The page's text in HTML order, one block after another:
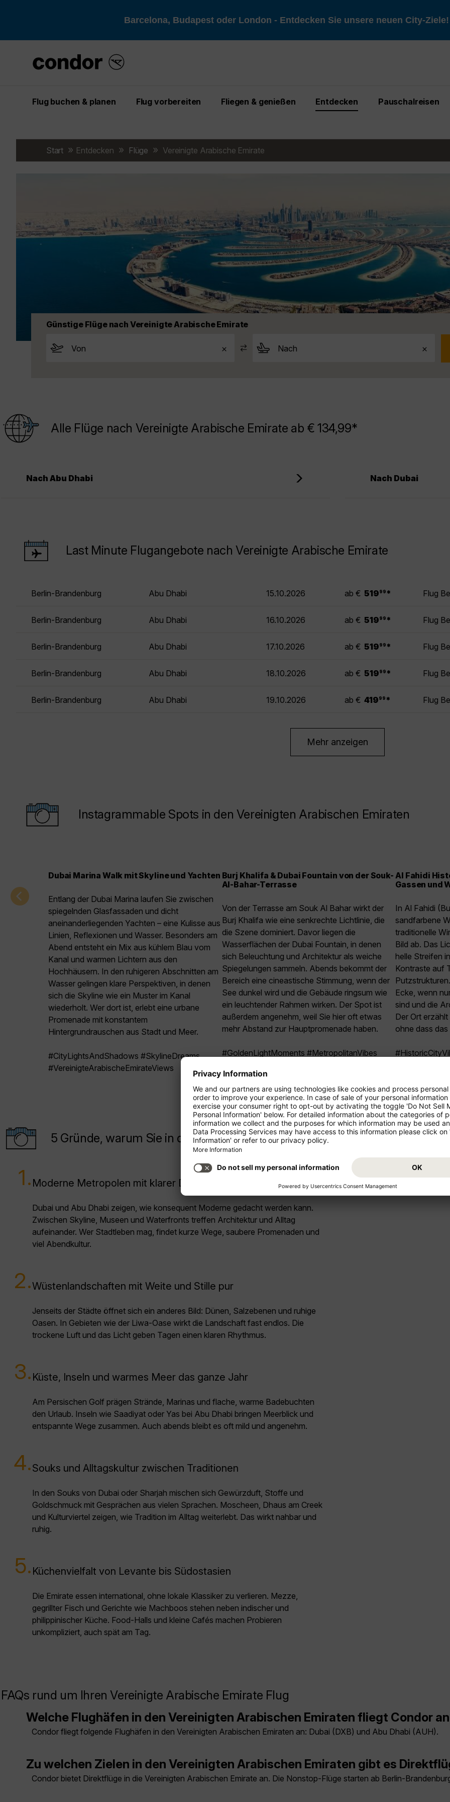
Barcelona, Budapest oder London - Entdecken Sie unsere neuen City-Ziele!
Flug buchen & planen Flug vorbereiten Fliegen & genießen Entdecken Pauschalreisen
Start Entdecken Flüge Vereinigte Arabische Emirate
Günstige Flüge nach Vereinigte Arabische Emirate
Alle Flüge nach Vereinigte Arabische Emirate ab € 134,99*
Nach Abu Dhabi Nach Dubai
Last Minute Flugangebote nach Vereinigte Arabische Emirate
Berlin-Brandenburg Abu Dhabi 15.10.2026 ab € 519 99 * Flug
Berlin-Brandenburg Abu Dhabi 16.10.2026 ab € 519 99 * Flug
Berlin-Brandenburg Abu Dhabi 17.10.2026 ab € 519 99 * Flug
Berlin-Brandenburg Abu Dhabi 18.10.2026 ab € 519 99 * Flug
Berlin-Brandenburg Abu Dhabi 19.10.2026 ab € 419 99 * Flug
Mehr anzeigen
Instagrammable Spots in den Vereinigten Arabischen Emiraten
Dubai Marina Walk mit Skyline und Yachten
Entlang der Dubai Marina laufen Sie zwischen
spiegelnden Glasfassaden und dicht
aneinanderliegenden Yachten – eine Kulisse aus
Linien, Reflexionen und Wasser. Besonders am
Abend entsteht ein Mix aus kühlem Blau vom
Kanal und warmen Lichtern aus den
Hochhäusern. In den ruhigeren Abschnitten am
Wasser gelingen klare Perspektiven, in denen
sich die Skyline wie ein Muster im Kanal
wiederholt. Wer dort ist, erlebt eine urbane
Promenade mit konstantem
Hintergrundrauschen aus Stadt und Meer.
#CityLightsAndShadows #SkylineDreams
#VereinigteArabischeEmirateViews
Burj Khalifa & Dubai Fountain von der Souk-
Al-Bahar-Terrasse
Von der Terrasse am Souk Al Bahar wirkt der
Burj Khalifa wie eine senkrechte Lichtlinie, die
die Szene dominiert. Davor liegen die
Wasserflächen der Dubai Fountain, in denen
sich Beleuchtung und Architektur als weiche
Spiegelungen sammeln. Abends bekommt der
Bereich eine cineastische Stimmung, wenn der
See dunkel wird und die Gebäude ringsum wie
ein leuchtender Rahmen wirken. Der Spot ist
außerdem angenehm, weil Sie hier oft etwas
mehr Abstand zur Hauptpromenade haben.
#GoldenLightMoments #MetropolitanVibes
Al Fahidi
Gassen und
In Al Fahidi
sandfarbene
traditionelle
Bild ab. Das
helle Streifen
Kontraste auf
Ecke, wenn
sind und die
Der Ort
ohne dass
5 Gründe, warum Sie in die Vereinigten Arabischen Emirate reisen sollten
1. Moderne Metropolen mit klarer Designsprache
Dubai und Abu Dhabi zeigen, wie konsequent Moderne gedacht werden kann.
Zwischen Skyline, Museen und Waterfronts treffen Architektur und Alltag
aufeinander. Wer Stadtleben mag, findet kurze Wege, saubere Promenaden und
viel Abendkultur.
2.Wüstenlandschaften mit Weite und Stille pur
Jenseits der Städte öffnet sich ein anderes Bild: Dünen, Salzebenen und ruhige
Oasen. In Gebieten wie der Liwa-Oase wirkt die Landschaft fast endlos. Die
trockene Luft und das Licht geben Tagen einen klaren Rhythmus.
3. Küste, Inseln und warmes Meer das ganze Jahr
Am Persischen Golf prägen Strände, Marinas und flache, warme Badebuchten
den Urlaub. Inseln wie Saadiyat oder Yas bei Abu Dhabi bringen Meerblick und
entspannte Wege zusammen. Auch abends bleibt es oft mild und angenehm.
4.Souks und Alltagskultur zwischen Traditionen
In den Souks von Dubai oder Sharjah mischen sich Gewürzduft, Stoffe und
Goldschmuck mit Gesprächen aus vielen Sprachen. Moscheen, Dhaus am Creek
und Kulturviertel zeigen, wie Tradition im Alltag weiterlebt. Das wirkt nahbar und
ruhig.
5. Küchenvielfalt von Levante bis Südostasien
Die Emirate essen international, ohne lokale Klassiker zu verlieren. Mezze,
gegrillter Fisch und Gerichte wie Machboos stehen neben indischer und
philippinischer Küche. Food-Halls und kleine Cafés machen Probieren
unkompliziert, auch spät am Tag.
FAQs rund um Ihren Vereinigte Arabische Emirate Flug
Welche Flughäfen in den Vereinigten Arabischen Emiraten fliegt Condor
Condor fliegt folgende Flughäfen in den Vereinigten Arabischen Emiraten an: Dubai (DXB) und Abu Dhabi (AUH).
Zu welchen Zielen in den Vereinigten Arabischen Emiraten gibt es
Condor bietet Direktflüge in die Vereinigten Arabischen Emirate an. Die Nonstop-Flüge starten ab Berlin-